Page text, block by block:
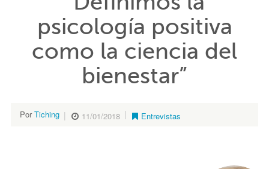
psicología positiva
como la ciencia del
bienestar”
PorTiching 11/01/2018 Entrevistas